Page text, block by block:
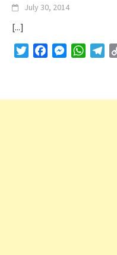
July 30, 2014
[...]
TwitterFacebookMessenger